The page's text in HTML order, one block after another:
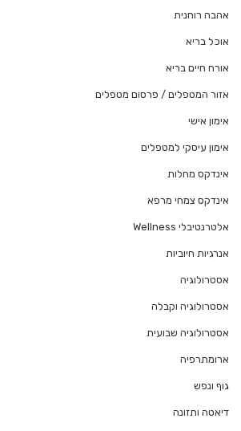
אהבה רוחנית
אוכל בריא
אורח חיים בריא
אזור המטפלים / פרסום מטפלים
אימון אישי
אימון עיסקי למטפלים
אינדקס מחלות
אינדקס צמחי מרפא
אלטרנטיבלי Wellness
אנרגיות חיוביות
אסטרולוגיה
אסטרולוגיה וקבלה
אסטרולוגיה שבועית
ארומתרפיה
גוף ונפש
דיאטה ותזונה